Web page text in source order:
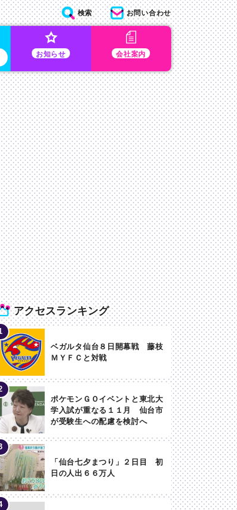
お知らせ 会社案内
検索 お問い合わせ
アクセスランキング
ベガルタ仙台８日開幕戦 藤枝
ＭＹＦＣと対戦
ポケモンＧＯイベントと東北大
学入試が重なる１１月 仙台市
が受験生への配慮を検討へ
「仙台七夕まつり」２日目 初
日の人出６６万人